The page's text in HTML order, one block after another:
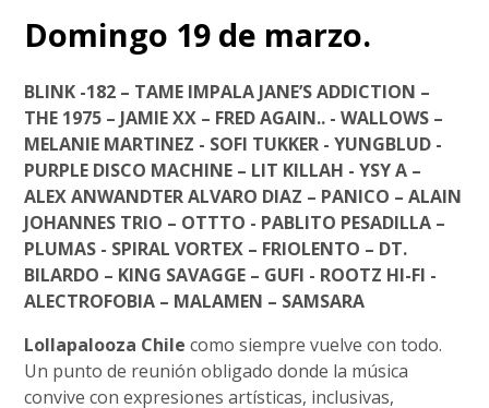
Domingo 19 de marzo.
BLINK -182 – TAME IMPALA JANE’S ADDICTION –
THE 1975 – JAMIE XX – FRED AGAIN.. - WALLOWS –
MELANIE MARTINEZ - SOFI TUKKER - YUNGBLUD -
PURPLE DISCO MACHINE – LIT KILLAH - YSY A –
ALEX ANWANDTER ALVARO DIAZ – PANICO – ALAIN
JOHANNES TRIO – OTTTO - PABLITO PESADILLA –
PLUMAS - SPIRAL VORTEX – FRIOLENTO – DT.
BILARDO – KING SAVAGGE – GUFI - ROOTZ HI-FI -
ALECTROFOBIA – MALAMEN – SAMSARA
Lollapalooza Chile como siempre vuelve con todo.
Un punto de reunión obligado donde la música
convive con expresiones artísticas, inclusivas,